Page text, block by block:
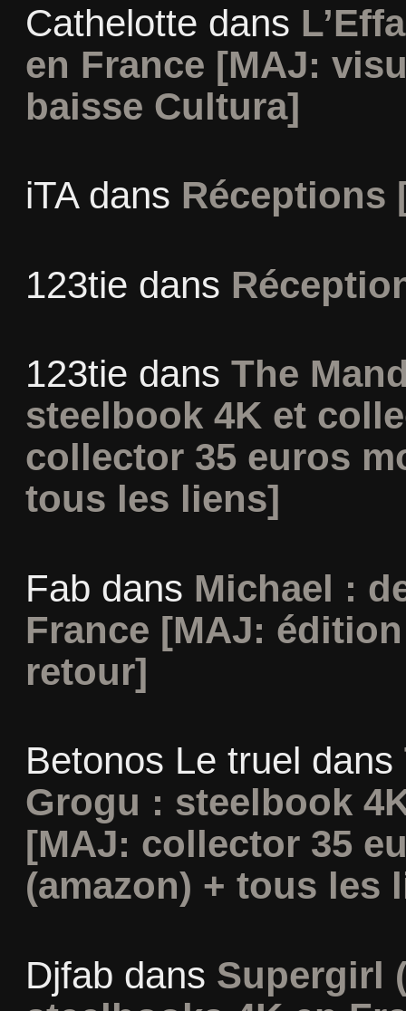
Cathelotte dans
en France [MAJ:
baisse Cultura]
iTAdans Réceptions
123tie dans
123tie dans The
steelbook 4K et
collector 35 euros
tous les liens]
Fab dans Michael :
France [MAJ:
retour]
Betonos Le truel dans
Grogu : steelbook
[MAJ: collector 35
(amazon) + tous les
Djfab dans Supergirl